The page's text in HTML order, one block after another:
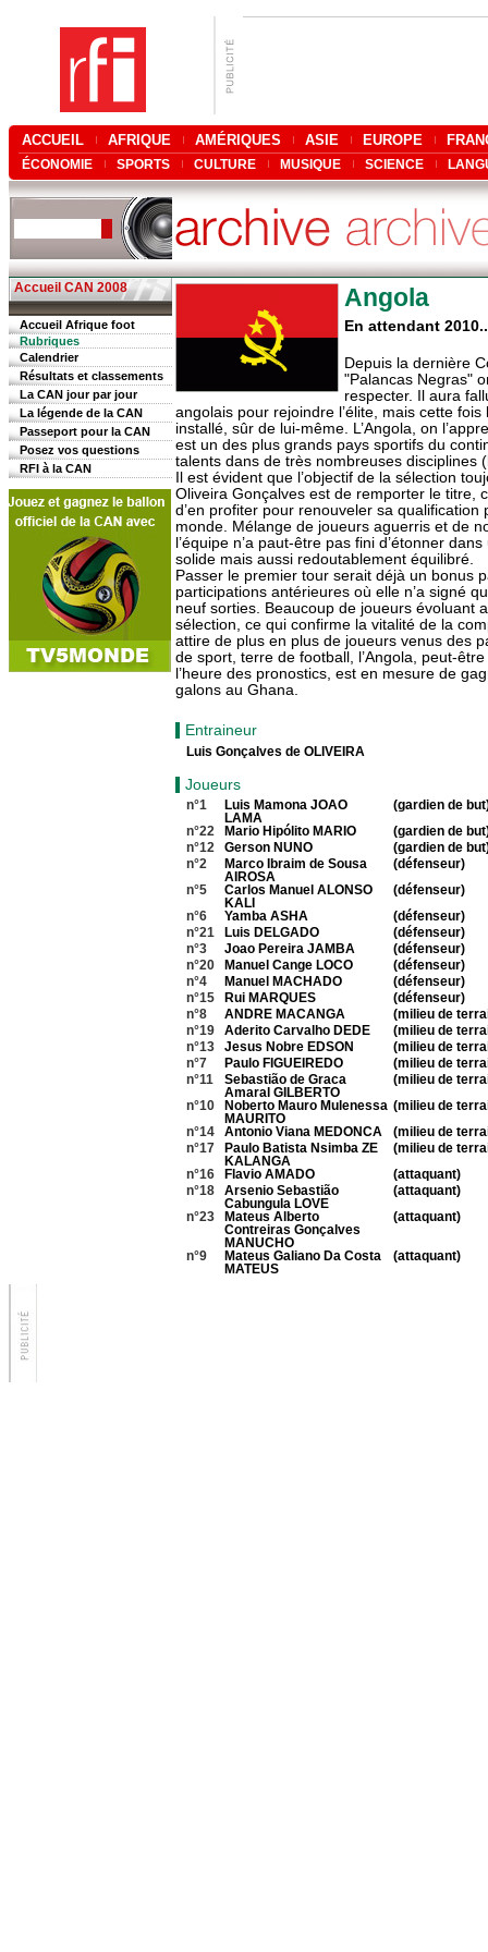
ACCUEIL AFRIQUE AMÉRIQUES ASIE EUROPE
ÉCONOMIE SPORTS CULTURE MUSIQUE SCIENCE
Accueil CAN 2008
Accueil Afrique foot
Rubriques
Calendrier
Résultats et classements
La CAN jour par jour
La légende de la CAN
Passeport pour la CAN
Posez vos questions
RFI à la CAN
Angola
En attendant
Depuis la dernière
"Palancas Negras"
respecter. Il aura
angolais pour rejoindre l’élite, mais cette
installé, sûr de lui-même. L’Angola, on
est un des plus grands pays sportifs du
talents dans de très nombreuses disciplines
Il est évident que l’objectif de la sélection
Oliveira Gonçalves est de remporter le titre,
d’en profiter pour renouveler sa qualification
monde. Mélange de joueurs aguerris et de
l’équipe n’a paut-être pas fini d’étonner
solide mais aussi redoutablement équilibré.
Passer le premier tour serait déjà un bonus
participations antérieures où elle n’a signé
neuf sorties. Beaucoup de joueurs évoluant
sélection, ce qui confirme la vitalité de la
attire de plus en plus de joueurs venus des
de sport, terre de football, l’Angola, peut-
l’heure des pronostics, est en mesure de
galons au Ghana.
Entraineur
Luis Gonçalves de OLIVEIRA
Joueurs
n°1
Luis Mamona JOAO
LAMA
(gardien de
n°22
Mario Hipólito MARIO
(gardien de
n°12
Gerson NUNO
(gardien de
n°2
Marco Ibraim de Sousa
AIROSA
(défenseur)
n°5
Carlos Manuel ALONSO
KALI
(défenseur)
n°6
Yamba ASHA
(défenseur)
n°21
Luis DELGADO
(défenseur)
n°3
Joao Pereira JAMBA
(défenseur)
n°20
Manuel Cange LOCO
(défenseur)
n°4
Manuel MACHADO
(défenseur)
n°15
Rui MARQUES
(défenseur)
n°8
ANDRE MACANGA
(milieu de
n°19
Aderito Carvalho DEDE
(milieu de
n°13
Jesus Nobre EDSON
(milieu de
n°7
Paulo FIGUEIREDO
(milieu de
n°11
Sebastião de Graca
Amaral GILBERTO
(milieu de
n°10
Noberto Mauro Mulenessa
MAURITO
(milieu de
n°14
Antonio Viana MEDONCA
(milieu de
n°17
Paulo Batista Nsimba ZE
KALANGA
(milieu de
n°16
Flavio AMADO
(attaquant)
n°18
Arsenio Sebastião
Cabungula LOVE
(attaquant)
n°23
Mateus Alberto
Contreiras Gonçalves
MANUCHO
(attaquant)
n°9
Mateus Galiano Da Costa
MATEUS
(attaquant)